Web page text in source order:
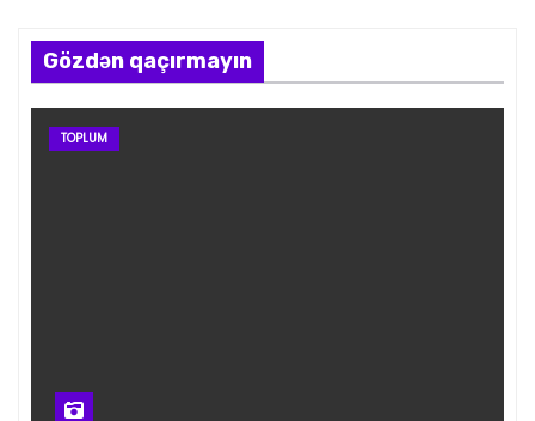
Gözdən qaçırmayın
TOPLUM